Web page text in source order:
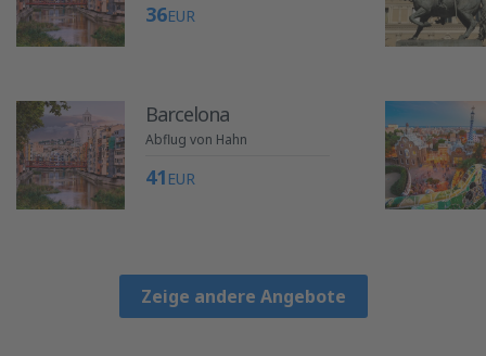
36EUR
Barcelona
Abflug von Hahn
41 EUR
Zeige andere Angebote